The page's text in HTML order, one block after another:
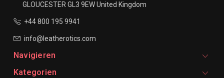
GLOUCESTERGL3 9EWUnited Kingdom
+44 800 195 9941
info@leatherotics.com
Navigieren
Kategorien